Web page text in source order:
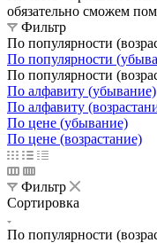
обязательно сможем
Фильтр
По популярности
По популярности
По популярности
По алфавиту (убывание)
По алфавиту
По цене (убывание)
По цене (возрастание)
Фильтр
Сортировка
По популярности